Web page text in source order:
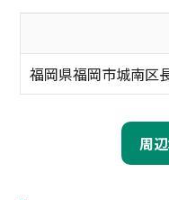
福岡県福岡市城南区
周